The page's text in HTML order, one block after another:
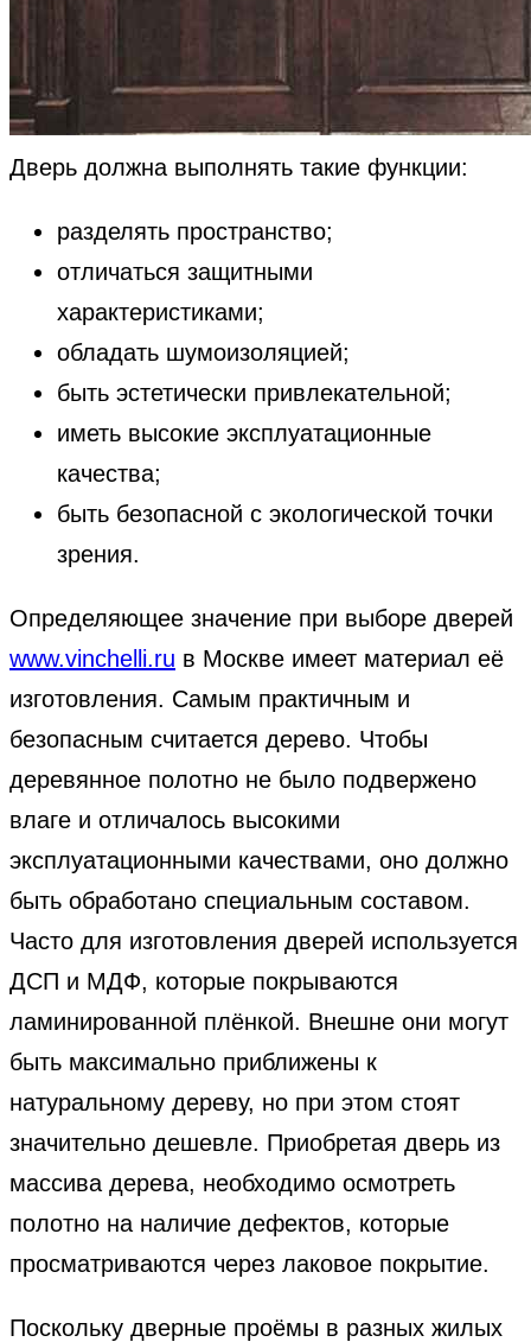
Дверь должна выполнять такие функции:
разделять пространство;
отличаться защитными
характеристиками;
обладать шумоизоляцией;
быть эстетически привлекательной;
иметь высокие эксплуатационные
качества;
быть безопасной с экологической точки
зрения.
Определяющее значение при выборе дверей
www.vinchelli.ru в Москве имеет материал её
изготовления. Самым практичным и
безопасным считается дерево. Чтобы
деревянное полотно не было подвержено
влаге и отличалось высокими
эксплуатационными качествами, оно должно
быть обработано специальным составом.
Часто для изготовления дверей используется
ДСП и МДФ, которые покрываются
ламинированной плёнкой. Внешне они могут
быть максимально приближены к
натуральному дереву, но при этом стоят
значительно дешевле. Приобретая дверь из
массива дерева, необходимо осмотреть
полотно на наличие дефектов, которые
просматриваются через лаковое покрытие.
Поскольку дверные проёмы в разных жилых